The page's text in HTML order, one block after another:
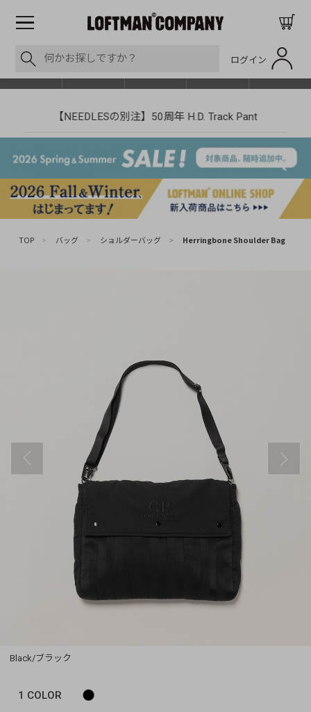
ログイン
SHOP LIST
【NEEDLESの別注】50周年 H.D. Track Pant
TOP > バッグ > ショルダーバッグ > Herringbone Shoulder Bag
Black/ブラック
1 COLOR